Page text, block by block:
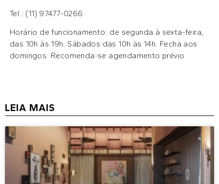
Tel.: (11) 97477-0266
Horário de funcionamento: de segunda à sexta-feira,
das 10h às 19h. Sábados das 10h às 14h. Fecha aos
domingos. Recomenda-se agendamento prévio
LEIA MAIS